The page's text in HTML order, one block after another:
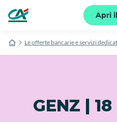
Apri
Le offerte bancarie e servizi
GENZ |